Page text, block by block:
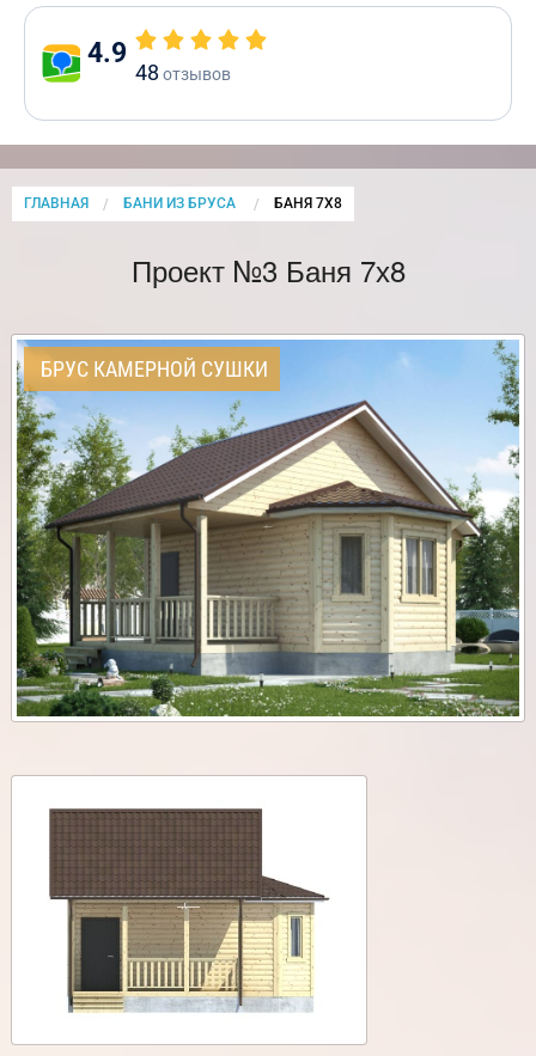
4.9
48 отзывов
ГЛАВНАЯ БАНИ ИЗ БРУСА CURRENT:
БАНЯ 7Х8
Проект №3 Баня 7х8
БРУС КАМЕРНОЙ СУШКИ